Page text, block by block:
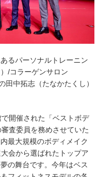
るパーソナルトレーニン
/コラーゲンサロン
田中拓志（たなかたくし）
開催された「ベストボデ
査委員を務めさせていた
最大規模のボディメイク
会から選ばれたトップア
の舞台です。今年はベス